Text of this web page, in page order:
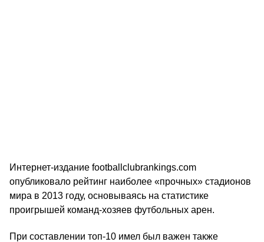
Интернет-издание footballclubrankings.com
опубликовало рейтинг наиболее «прочных» стадионов
мира в 2013 году, основываясь на статистике
проигрышей команд-хозяев футбольных арен.
При составлении топ-10 имел был важен также